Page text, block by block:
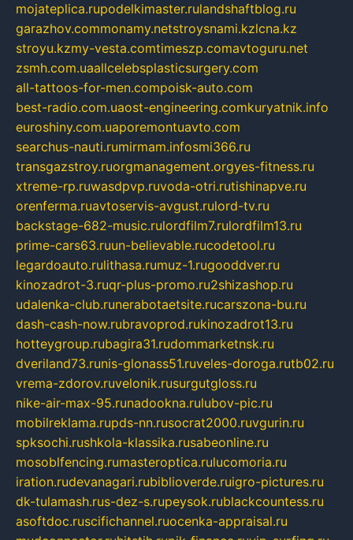
mojateplica.rupodelkimaster.rulandshaftblog.ru
garazhov.commonamy.netstroysnami.kzlcna.kz
stroyu.kzmy-vesta.comtimeszp.comavtoguru.net
zsmh.com.uaallcelebsplasticsurgery.com
all-tattoos-for-men.compoisk-auto.com
best-radio.com.uaost-engineering.comkuryatnik.info
euroshiny.com.uaporemontuavto.com
searchus-nauti.rumirmam.infosmi366.ru
transgazstroy.ruorgmanagement.orgyes-fitness.ru
xtreme-rp.ruwasdpvp.ruvoda-otri.rutishinapve.ru
orenferma.ruavtoservis-avgust.rulord-tv.ru
backstage-682-music.rulordfilm7.rulordfilm13.ru
prime-cars63.ruun-believable.rucodetool.ru
legardoauto.rulithasa.rumuz-1.rugooddver.ru
kinozadrot-3.ruqr-plus-promo.ru2shizashop.ru
udalenka-club.runerabotaetsite.rucarszona-bu.ru
dash-cash-now.rubravoprod.rukinozadrot13.ru
hotteygroup.rubagira31.rudommarketnsk.ru
dveriland73.runis-glonass51.ruveles-doroga.rutb02.ru
vrema-zdorov.ruvelonik.rusurgutgloss.ru
nike-air-max-95.runadookna.rulubov-pic.ru
mobilreklama.rupds-nn.rusocrat2000.ruvgurin.ru
spksochi.rushkola-klassika.rusabeonline.ru
mosoblfencing.rumasteroptica.rulucomoria.ru
iration.rudevanagari.rubiblioverde.ruigro-pictures.ru
dk-tulamash.rus-dez-s.rupeysok.rublackcountess.ru
asoftdoc.ruscifichannel.ruocenka-appraisal.ru